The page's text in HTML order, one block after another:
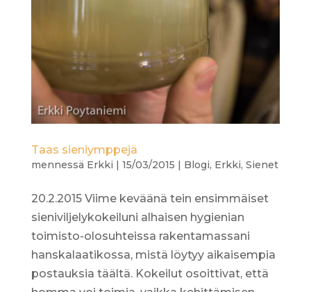
Taas sieniymppejä
mennessä Erkki 15/03/2015 Blogi, Erkki, Sienet
20.2.2015 Viime keväänä tein ensimmäiset
sieniviljelykokeiluni alhaisen hygienian
toimisto-olosuhteissa rakentamassani
hanskalaatikossa, mistä löytyy aikaisempia
postauksia täältä. Kokeilut osoittivat, että